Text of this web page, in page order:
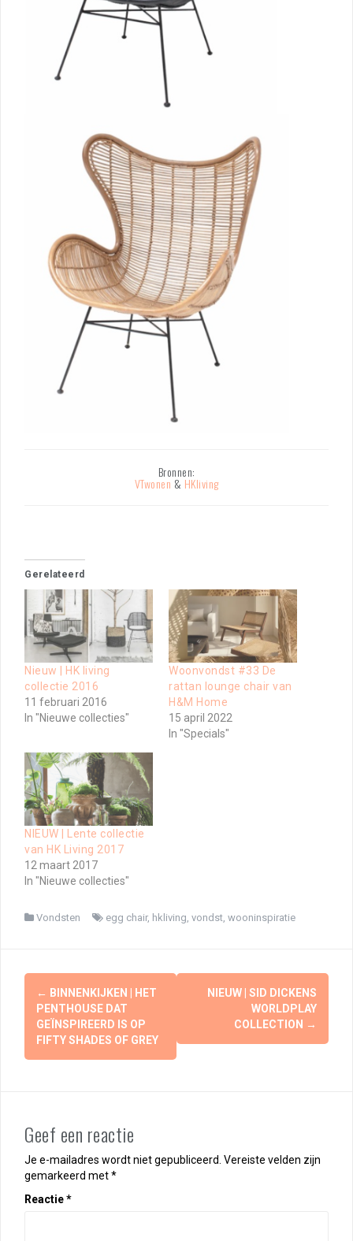
Bronnen:
VTwonen & HKliving
Gerelateerd
Nieuw | HK living
collectie 2016
11 februari 2016
In "Nieuwe collecties"
Woonvondst #33 De
rattan lounge chair van
H&M Home
15 april 2022
In "Specials"
NIEUW | Lente collectie
van HK Living 2017
12 maart 2017
In "Nieuwe collecties"
Vondsten egg chair, hkliving, vondst, wooninspiratie
Berichtnavigatie
← BINNENKIJKEN | HET
PENTHOUSE DAT
GEÏNSPIREERD IS OP
FIFTY SHADES OF GREY
NIEUW | SID DICKENS
WORLDPLAY
COLLECTION →
Geef een reactie
Je e-mailadres wordt niet gepubliceerd. Vereiste velden zijn
gemarkeerd met*
Reactie*